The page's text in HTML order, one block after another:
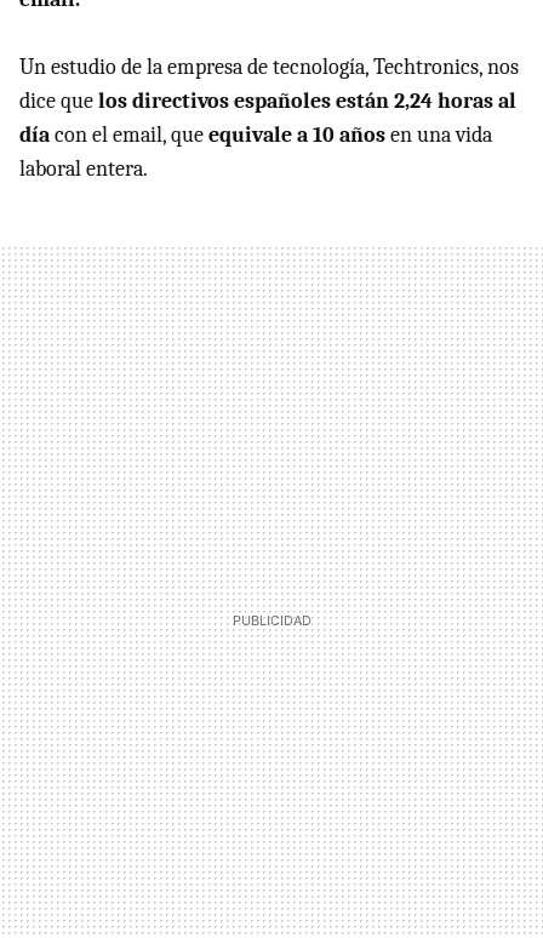
Un estudio de la empresa de tecnología, Techtronics, nos
dice quelos directivos españoles están 2,24 horas al
díacon el email, queequivale a 10 añosen una vida
laboral entera.